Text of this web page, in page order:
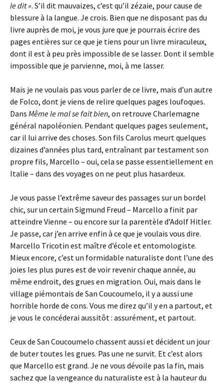
le dit ». S’il dit mauvaizes, c’est qu’il zézaie, pour cause de
blessure à la langue. Je crois. Bien que ne disposant pas du
livre auprès de moi, je vous jure que je pourrais écrire des
pages entières sur ce que je tiens pour un livre miraculeux,
dont il est à peu près impossible de se lasser. Dont il semble
impossible que je parvienne, moi, à me lasser.
Mais je ne voulais pas vous parler de ce livre, mais d’un autre
de Folco, dont je viens de relire quelques pages loufoques.
Dans Même le mal se fait bien, on retrouve Charlemagne
général napoléonien. Pendant quelques pages seulement,
car il lui arrive des choses. Son fils Carolus meurt quelques
dizaines d’années plus tard, entraînant par testament son
propre fils, Marcello – oui, cela se passe essentiellement en
Italie – dans des voyages on ne peut plus hasardeux.
Je vous passe l’extrême saveur des passages sur un bordel
chic, sur un certain Sigmund Freud – Marcello a finit par
atteindre Vienne – ou encore sur la parentèle d’Adolf Hitler.
Je passe, car j’en arrive enfin à ce que je voulais vous dire.
Marcello Tricotin est maître d’école et entomologiste.
Mieux encore, c’est un formidable naturaliste dont l’une des
joies les plus pures est de voir revenir chaque année, au
même endroit, des grues en migration. Oui, mais dans le
village piémontais de San Coucoumelo, il y a aussi une
horrible horde de cons. Vous me direz qu’il y en a partout, et
je vous le concéderai aussitôt : assurément, et partout.
Ceux de San Coucoumelo chassent aussi et décident un jour
de buter toutes les grues. Pas une ne survit. Et c’est alors
que Marcello est grand. Je ne vous dévoile pas la fin, mais
sachez que la vengeance du naturaliste est à la hauteur du